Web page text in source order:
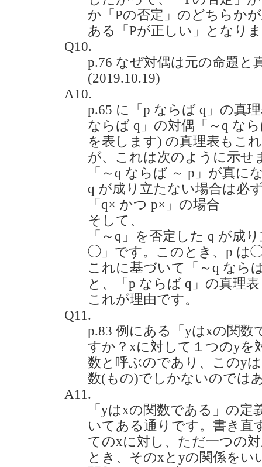
か「Pの否定」のどちらか
ある「Pが正しい」となり
Q10.
p.76 なぜ対偶は元の命題と
(2019.10.19)
A10.
p.65 に「p ならば q」の真
ならば q」の対偶「～q な
を表します) の真理表もこ
が、これは次のように示せ
「～q ならば ～ p」が真に
q が成り立たない場合は必
「q× かつ p×」の場合
そして、
「～q」を否定した q が成
◯」です。このとき、p は
これに基づいて「～q なら
と、「p ならば q」の真理
これが理由です。
Q11.
p.83 例にある「yはxの関数
すか？xに対して１つのyを
数と呼ぶのであり、このy
数(もの)でしかないのでは
A11.
「yはxの関数である」の
いてある通りです。書き直
てのxに対し、ただ一つの
とき、そのxとyの関係をい